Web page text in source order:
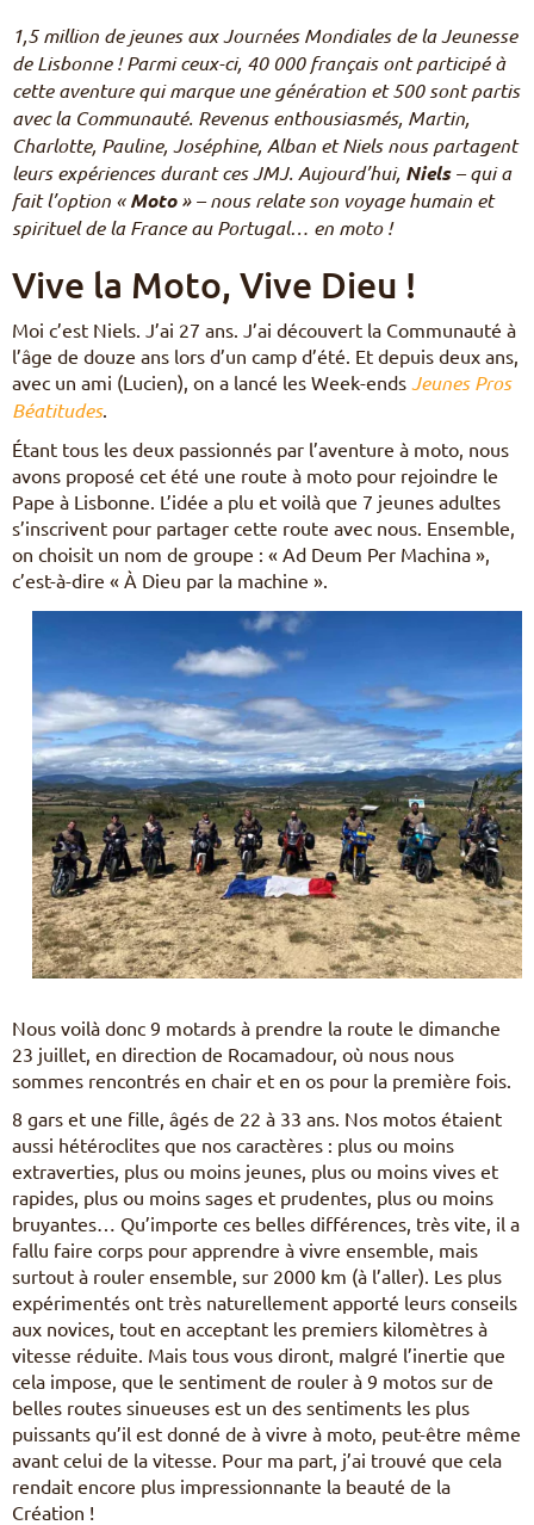
Pèlerinages
S’engager – missions
Nourrir sa vie spirituelle
Du temps pour Dieu
FR
EN
DE
IT
PT
ES
HU
1,5 million de jeunes aux Journées Mondiales de la Jeunesse
de Lisbonne ! Parmi ceux-ci, 40 000 français ont participé à
cette aventure qui marque une génération et 500 sont partis
avec la Communauté. Revenus enthousiasmés, Martin,
Charlotte, Pauline, Joséphine, Alban et Niels nous partagent
leurs expériences durant ces JMJ. Aujourd’hui, Niels– qui a
fait l’option «Moto» – nous relate son voyage humain et
spirituel de la France au Portugal… en moto !
Vive la Moto, Vive Dieu !
Moi c’est Niels. J’ai 27 ans. J’ai découvert la Communauté à
l’âge de douze ans lors d’un camp d’été. Et depuis deux ans,
avec un ami (Lucien), on a lancé les Week-ends Jeunes Pros
Béatitudes.
Étant tous les deux passionnés par l’aventure à moto, nous
avons proposé cet été une route à moto pour rejoindre le
Pape à Lisbonne. L’idée a plu et voilà que 7 jeunes adultes
s’inscrivent pour partager cette route avec nous. Ensemble,
on choisit un nom de groupe : « Ad Deum Per Machina »,
c’est-à-dire « À Dieu par la machine ».
Nous voilà donc 9 motards à prendre la route le dimanche
23 juillet, en direction de Rocamadour, où nous nous
sommes rencontrés en chair et en os pour la première fois.
8 gars et une fille, âgés de 22 à 33 ans. Nos motos étaient
aussi hétéroclites que nos caractères : plus ou moins
extraverties, plus ou moins jeunes, plus ou moins vives et
rapides, plus ou moins sages et prudentes, plus ou moins
bruyantes… Qu’importe ces belles différences, très vite, il a
fallu faire corps pour apprendre à vivre ensemble, mais
surtout à rouler ensemble, sur 2000 km (à l’aller). Les plus
expérimentés ont très naturellement apporté leurs conseils
aux novices, tout en acceptant les premiers kilomètres à
vitesse réduite. Mais tous vous diront, malgré l’inertie que
cela impose, que le sentiment de rouler à 9 motos sur de
belles routes sinueuses est un des sentiments les plus
puissants qu’il est donné de à vivre à moto, peut-être même
avant celui de la vitesse. Pour ma part, j’ai trouvé que cela
rendait encore plus impressionnante la beauté de la
Création !